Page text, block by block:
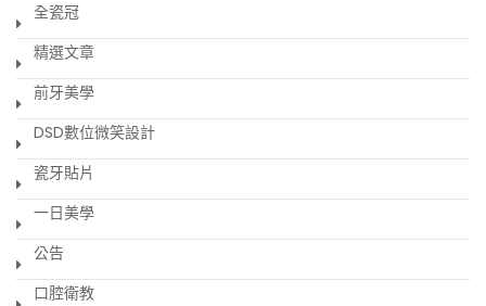
全瓷冠
精選文章
前牙美學
DSD數位微笑設計
瓷牙貼片
一日美學
公告
口腔衛教